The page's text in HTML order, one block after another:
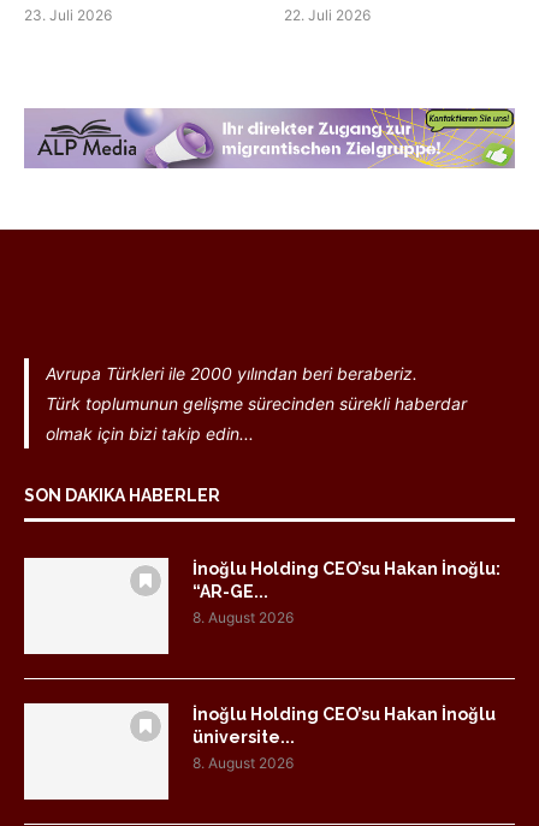
23. Juli 2026 22. Juli 2026
Avrupa Türkleri ile 2000 yılından beri beraberiz.
Türk toplumunun gelişme sürecinden sürekli haberdar
olmak için bizi takip edin...
SON DAKIKA HABERLER
İnoğlu Holding CEO’su Hakan İnoğlu:
“AR-GE...
8. August 2026
İnoğlu Holding CEO’su Hakan İnoğlu
üniversite...
8. August 2026